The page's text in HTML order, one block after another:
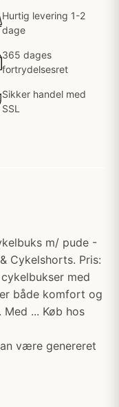
Hurtig levering 1-2
dage
365 dages
fortrydelsesret
Sikker handel med
SSL
m/ pude -
Cykelshorts. Pris:
med
både komfort og
... Køb hos
være genereret